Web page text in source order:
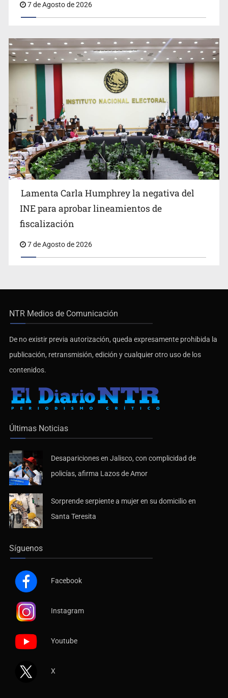
7 de Agosto de 2026
Lamenta Carla Humphrey la negativa del
INE para aprobar lineamientos de
fiscalización
7 de Agosto de 2026
NTR Medios de Comunicación
De no existir previa autorización, queda expresamente prohibida la
publicación, retransmisión, edición y cualquier otro uso de los
contenidos.
Últimas Noticias
Desapariciones en Jalisco, con complicidad de
policías, afirma Lazos de Amor
Sorprende serpiente a mujer en su domicilio en
Santa Teresita
Síguenos
Facebook
Instagram
Youtube
X